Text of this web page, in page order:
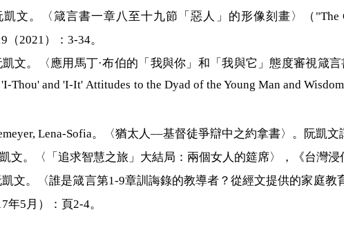
凱文。 〈箴言書一章八至十九節「惡人」的形像刻畫〉（"The
（2021）：3-34。
凱文。 〈應用馬丁·布伯的「我與你」和「我與它」態度審視箴
'I-Thou' and 'I-It' Attitudes to the Dyad of the Young Man and
Lena-Sofia。 〈猶太人––基督徒爭辯中之約拿書〉。阮凱文
文。 〈「追求智慧之旅」大結局：兩個女人的筵席〉，《台灣
凱文。 〈誰是箴言第1-9章訓誨錄的教導者？從經文提供的家庭
年5 月）：頁2-4。